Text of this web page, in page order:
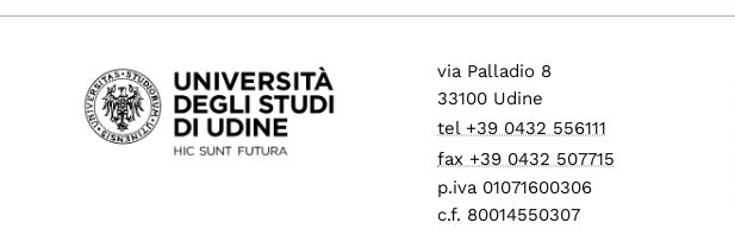
via Palladio 8
33100 Udine
tel +39 0432 556111
fax +39 0432 507715
p.iva 01071600306
c.f. 80014550307